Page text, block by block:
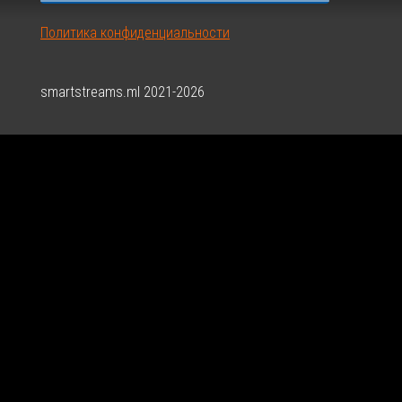
Политика конфиденциальности
smartstreams.ml 2021-2026